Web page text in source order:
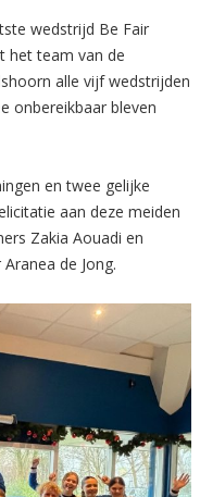
wedstrijd Be Fair
het team van de
alle vijf wedstrijden
onbereikbaar bleven
en twee gelijke
aan deze meiden
Zakia Aouadi en
de Jong.